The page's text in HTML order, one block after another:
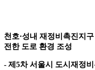
천호·성내 재정비촉진지
전한 도로 환경 조성
- 제 5차 서울시 도시재정비